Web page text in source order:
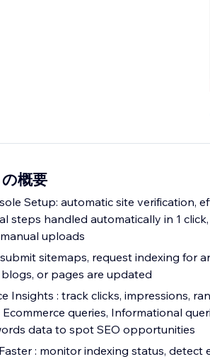
概要
Setup: automatic site verification,
steps handled automatically in 1
uploads
sitemaps, request indexing for
or pages are updated
Insights : track clicks, impressions,
queries, Informational
data to spot SEO opportunities
: monitor indexing status, detect